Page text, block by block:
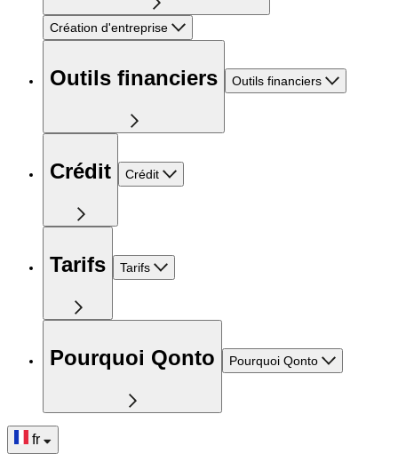
Création d'entreprise
Outils financiers Outils financiers
Crédit Crédit
Tarifs Tarifs
Pourquoi Qonto Pourquoi Qonto
fr